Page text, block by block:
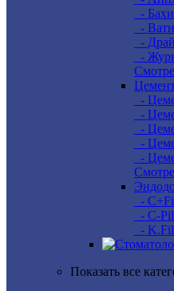
-
-
-
-
-
-
-
-
-
-
- C-
-
Показать все